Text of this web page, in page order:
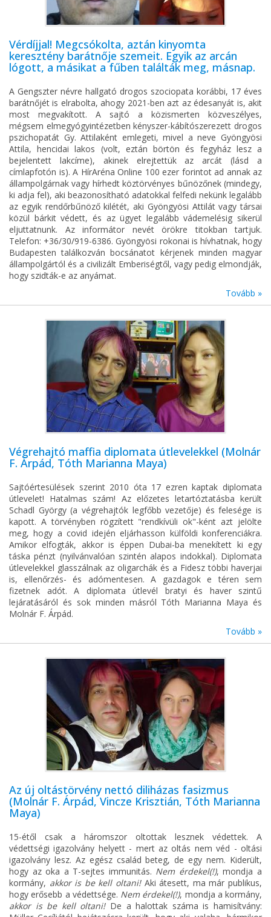
Vérdíjjal! Megcsókolta, aztán kinyomta
keresztény barátnője szemeit. Egyik az arcán
lógott, a másikat a fűben találták meg, másnap.
A Gengszter névre hallgató drogos szociopata korábbi, 17 éves
barátnőjét is elrabolta, ahogy 2021-ben azt az édesanyát is, akit
most megvakított. A sajtó a közismerten közveszélyes,
mégsem elmegyógyintézetben kényszer-kábítószerezett drogos
pszichopatát Gy. Attilaként emlegeti, mivel a neve Gyöngyösi
Attila, hencidai lakos (volt, eztán börtön és fegyház lesz a
bejelentett lakcíme), akinek elrejtettük az arcát (lásd a
címlapfotón is). A HírAréna Online 100 ezer forintot ad annak az
állampolgárnak vagy hírhedt köztörvényes bűnözőnek (mindegy,
ki adja fel), aki beazonosítható adatokkal felfedi nekünk legalább
az egyik rendőrbűnöző kilétét, aki Gyöngyösi Attilát vagy társai
közül bárkit védett, és az ügyet legalább vádemelésig sikerül
eljuttatnunk. Az informátor nevét örökre titokban tartjuk.
Telefon: +36/30/919-6386. Gyöngyösi rokonai is hívhatnak, hogy
Budapesten találkozván bocsánatot kérjenek minden magyar
állampolgártól és a civilizált Emberiségtől, vagy pedig elmondják,
hogy szidták-e az anyámat.
Tovább »
Végrehajtó maffia diplomata útlevelekkel (Molnár
F. Árpád, Tóth Marianna Maya)
Sajtóértesülések szerint 2010 óta 17 ezren kaptak diplomata
útlevelet! Hatalmas szám! Az előzetes letartóztatásba került
Schadl György (a végrehajtók legfőbb vezetője) és felesége is
kapott. A törvényben rögzített "rendkívüli ok"-ként azt jelölte
meg, hogy a covid idején eljárhasson külföldi konferenciákra.
Amikor elfogták, akkor is éppen Dubai-ba menekített ki egy
táska pénzt (nyilvánvalóan szintén alapos indokkal). Diplomata
útlevelekkel glasszálnak az oligarchák és a Fidesz többi haverjai
is, ellenőrzés- és adómentesen. A gazdagok e téren sem
fizetnek adót. A diplomata útlevél bratyi és haver szintű
lejáratásáról és sok minden másról Tóth Marianna Maya és
Molnár F. Árpád.
Tovább »
Az új oltástörvény nettó diliházas fasizmus
(Molnár F. Árpád, Vincze Krisztián, Tóth Marianna
Maya)
15-étől csak a háromszor oltottak lesznek védettek. A
védettségi igazolvány helyett - mert az oltás nem véd - oltási
igazolvány lesz. Az egész család beteg, de egy nem. Kiderült,
hogy az oka a T-sejtes immunitás. Nem érdekel(!), mondja a
kormány, akkor is be kell oltani!Aki átesett, ma már publikus,
hogy erősebb a védettsége. Nem érdekel(!), mondja a kormány,
akkor is be kell oltani!De a halottak száma is hamisítvány: